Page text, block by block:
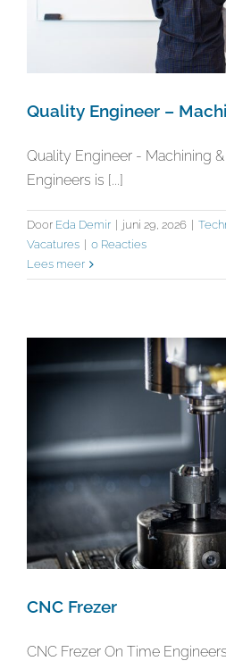
Quality Engineer –
Quality Engineer - Machining
Engineers is [...]
Door Eda Demir juni 29, 2026
Vacatures
0 Reacties
Lees meer
CNC Frezer
CNC Frezer On Time